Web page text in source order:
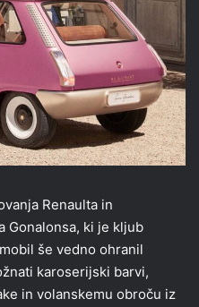
Renaulta in
Gonalonsa, ki je kljub
še vedno ohranil
karoserijski barvi,
in volanskemu obroču iz